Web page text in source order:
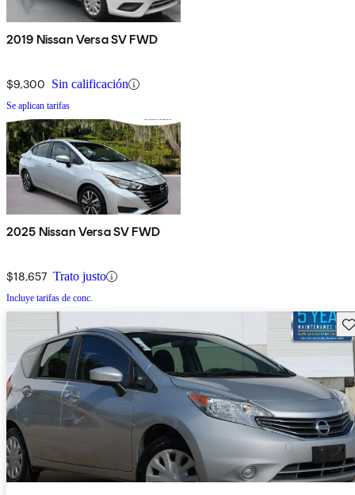
2019 Nissan Versa SV FWD
$9,300 Sin calificación
Se aplican tarifas
2025 Nissan Versa SV FWD
$18,657 Trato justo
Incluye tarifas de conc.